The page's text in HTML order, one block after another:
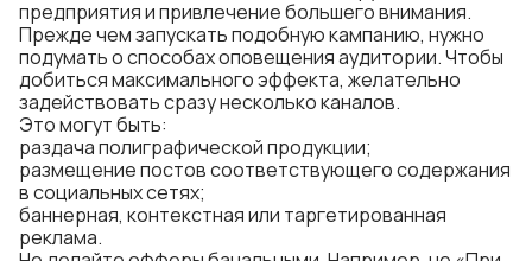
предприятия и привлечение большего внимания.
Прежде чем запускать подобную кампанию, нужно
подумать о способах оповещения аудитории. Чтобы
добиться максимального эффекта, желательно
задействовать сразу несколько каналов.
Это могут быть:
раздача полиграфической продукции;
размещение постов соответствующего содержания
в социальных сетях;
баннерная, контекстная или таргетированная
реклама.